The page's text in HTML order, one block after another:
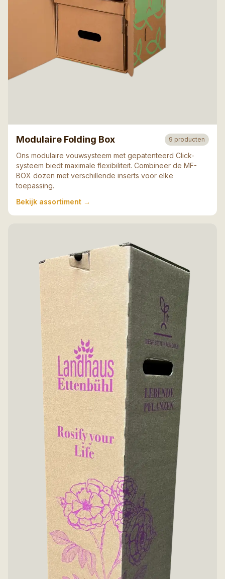
Modulaire Folding Box 9 producten
Ons modulaire vouwsysteem met gepatenteerd Click-
systeem biedt maximale flexibiliteit. Combineer de MF-
BOX dozen met verschillende inserts voor elke
toepassing.
Bekijk assortiment →